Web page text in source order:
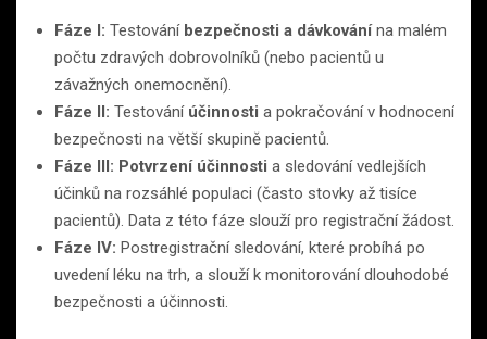
Fáze I: Testování bezpečnosti a dávkovánína malém
počtu zdravých dobrovolníků (nebo pacientů u
závažných onemocnění).
Fáze II: Testování účinnosti a pokračování v hodnocení
bezpečnosti na větší skupině pacientů.
Fáze III: Potvrzení účinnosti a sledování vedlejších
účinků na rozsáhlé populaci (často stovky až tisíce
pacientů). Data z této fáze slouží pro registrační žádost.
Fáze IV: Postregistrační sledování, které probíhá po
uvedení léku na trh, a slouží k monitorování dlouhodobé
bezpečnosti a účinnosti.